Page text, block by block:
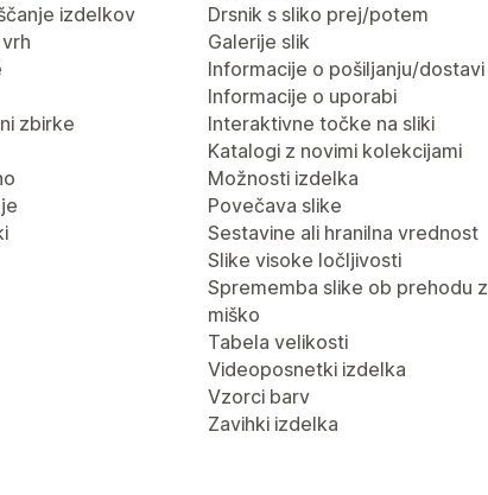
izdelkov
zbirke
Drsnik s sliko prej/potem
Galerije slik
Informacije o pošiljanju/dostavi
Informacije o uporabi
Interaktivne točke na sliki
Katalogi z novimi kolekcijami
Možnosti izdelka
Povečava slike
Sestavine ali hranilna vrednost
Slike visoke ločljivosti
Sprememba slike ob prehodu z
miško
Tabela velikosti
Videoposnetki izdelka
Vzorci barv
Zavihki izdelka